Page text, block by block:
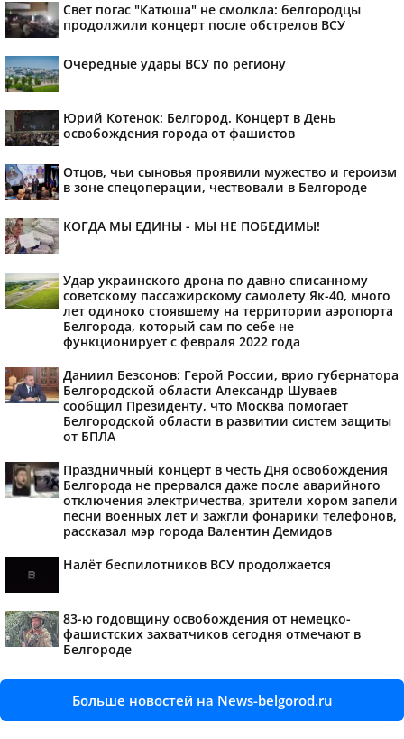
Свет погас "Катюша" не смолкла: белгородцы
продолжили концерт после обстрелов ВСУ
Очередные удары ВСУ по региону
Юрий Котенок: Белгород. Концерт в День
освобождения города от фашистов
Отцов, чьи сыновья проявили мужество и героизм
в зоне спецоперации, чествовали в Белгороде
КОГДА МЫ ЕДИНЫ - МЫ НЕ ПОБЕДИМЫ!
Удар украинского дрона по давно списанному
советскому пассажирскому самолету Як-40, много
лет одиноко стоявшему на территории аэропорта
Белгорода, который сам по себе не
функционирует с февраля 2022 года
Даниил Безсонов: Герой России, врио губернатора
Белгородской области Александр Шуваев
сообщил Президенту, что Москва помогает
Белгородской области в развитии систем защиты
от БПЛА
Праздничный концерт в честь Дня освобождения
Белгорода не прервался даже после аварийного
отключения электричества, зрители хором запели
песни военных лет и зажгли фонарики телефонов,
рассказал мэр города Валентин Демидов
Налёт беспилотников ВСУ продолжается
83-ю годовщину освобождения от немецко-
фашистских захватчиков сегодня отмечают в
Белгороде
Больше новостей на News-belgorod.ru